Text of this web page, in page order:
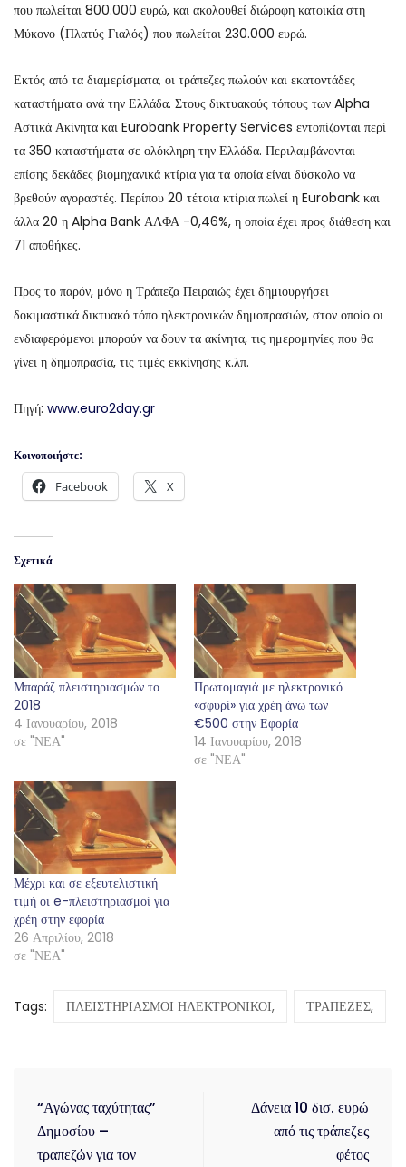
που πωλείται 800.000 ευρώ, και ακολουθεί διώροφη κατοικία στη
Μύκονο (Πλατύς Γιαλός) που πωλείται 230.000 ευρώ.
Εκτός από τα διαμερίσματα, οι τράπεζες πωλούν και εκατοντάδες
καταστήματα ανά την Ελλάδα. Στους δικτυακούς τόπους των Alpha
Αστικά Ακίνητα και Eurobank Property Services εντοπίζονται περί
τα 350 καταστήματα σε ολόκληρη την Ελλάδα. Περιλαμβάνονται
επίσης δεκάδες βιομηχανικά κτίρια για τα οποία είναι δύσκολο να
βρεθούν αγοραστές. Περίπου 20 τέτοια κτίρια πωλεί η Eurobank και
άλλα 20 η Alpha Bank ΑΛΦΑ -0,46%, η οποία έχει προς διάθεση και
71 αποθήκες.
Προς το παρόν, μόνο η Τράπεζα Πειραιώς έχει δημιουργήσει
δοκιμαστικά δικτυακό τόπο ηλεκτρονικών δημοπρασιών, στον οποίο οι
ενδιαφερόμενοι μπορούν να δουν τα ακίνητα, τις ημερομηνίες που θα
γίνει η δημοπρασία, τις τιμές εκκίνησης κ.λπ.
Πηγή: www.euro2day.gr
Κοινοποιήστε:
Facebook X
Σχετικά
Μπαράζ πλειστηριασμών το
2018
4 Ιανουαρίου, 2018
σε "ΝΕΑ"
Πρωτομαγιά με ηλεκτρονικό
«σφυρί» για χρέη άνω των
€500 στην Εφορία
14 Ιανουαρίου, 2018
σε "ΝΕΑ"
Μέχρι και σε εξευτελιστική
τιμή οι e-πλειστηριασμοί για
χρέη στην εφορία
26 Απριλίου, 2018
σε "ΝΕΑ"
Tags: ΠΛΕΙΣΤΗΡΙΑΣΜΟΙ ΗΛΕΚΤΡΟΝΙΚΟΙ, ΤΡΑΠΕΖΕΣ,
“Αγώνας ταχύτητας”
Δημοσίου –
τραπεζών για τον
Δάνεια 10 δισ. ευρώ
από τις τράπεζες
φέτος